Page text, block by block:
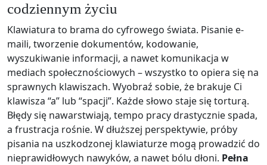
codziennym życiu
Klawiatura to brama do cyfrowego świata. Pisanie e-
maili, tworzenie dokumentów, kodowanie,
wyszukiwanie informacji, a nawet komunikacja w
mediach społecznościowych – wszystko to opiera się na
sprawnych klawiszach. Wyobraź sobie, że brakuje Ci
klawisza “a” lub “spacji”. Każde słowo staje się torturą.
Błędy się nawarstwiają, tempo pracy drastycznie spada,
a frustracja rośnie. W dłuższej perspektywie, próby
pisania na uszkodzonej klawiaturze mogą prowadzić do
nieprawidłowych nawyków, a nawet bólu dłoni. Pełna